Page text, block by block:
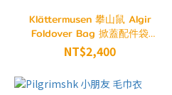
Klättermusen 攀山鼠 Algir
Foldover Bag 掀蓋配件袋
26SS 深孔雀藍
NT$2,400